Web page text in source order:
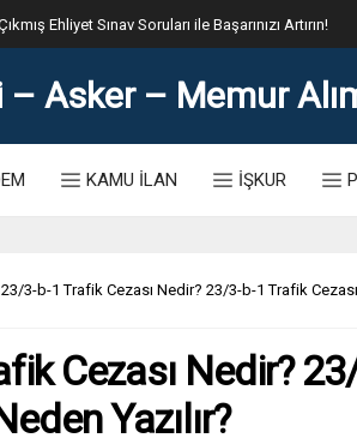
Dönem POMEM 7500 Bin Polis Alımı Kılavuzu ve
KAMU İLAN İŞKUR
23/3-b-1 Trafik Cezası Nedir? 23/3-b-1 Trafik
Cezası Nedir?
Yazılır?